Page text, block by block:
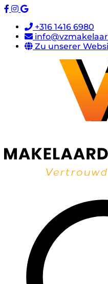
+316 1416 6980
Zu unserer